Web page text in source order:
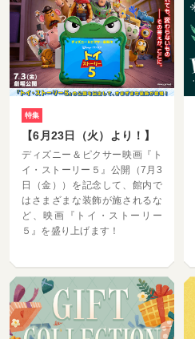
特集
【6月23日（火）より！】
ディズニー＆ピクサー映画『ト
イ・ストーリー５』公開（7月3
日（金））を記念して、館内で
はさまざまな装飾が施されるな
ど、映画『トイ・ストーリー
５』を盛り上げます！